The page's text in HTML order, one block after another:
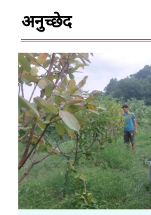
अनुच्छेद